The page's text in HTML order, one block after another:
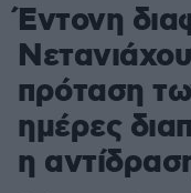
Έντονη
πρόταση
ημέρες
η